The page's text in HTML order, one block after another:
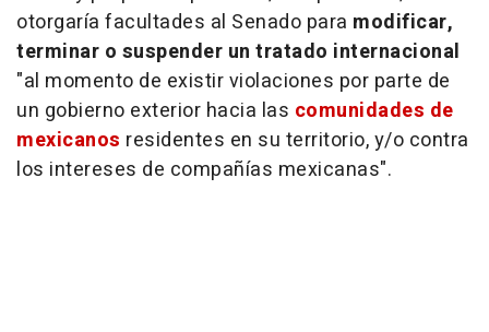
otorgaría facultades al Senado para modificar,
terminar o suspender un tratado internacional
"al momento de existir violaciones por parte de
un gobierno exterior hacia las comunidades de
mexicanos residentes en su territorio, y/o contra
los intereses de compañías mexicanas".